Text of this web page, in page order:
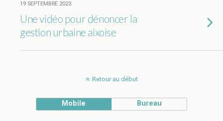
19 SEPTEMBRE 2023
Une vidéo pour dénoncer la
gestion urbaine aixoise
Retour au début
Mobile Bureau